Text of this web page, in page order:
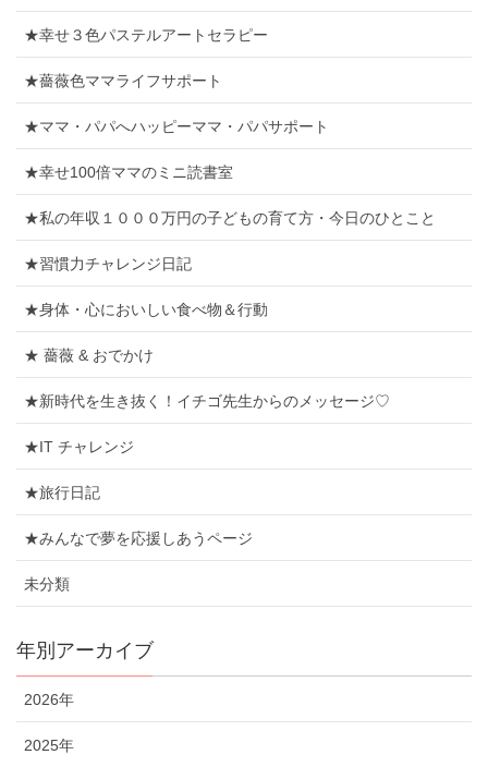
★幸せ３色パステルアートセラピー
★薔薇色ママライフサポート
★ママ・パパへハッピーママ・パパサポート
★幸せ100倍ママのミニ読書室
★私の年収１０００万円の子どもの育て方・今日のひとこと
★習慣力チャレンジ日記
★身体・心においしい食べ物＆行動
★ 薔薇 & おでかけ
★新時代を生き抜く！イチゴ先生からのメッセージ♡
★IT チャレンジ
★旅行日記
★みんなで夢を応援しあうページ
未分類
年別アーカイブ
2026年
2025年